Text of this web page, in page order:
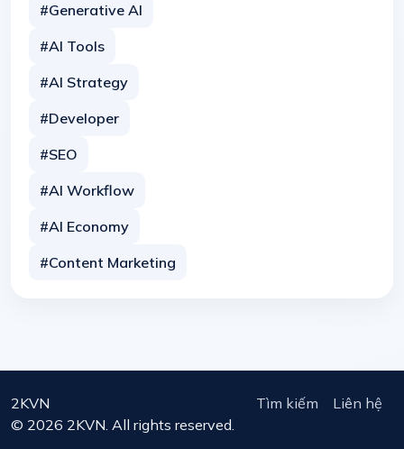
#Generative AI
#AI Tools
#AI Strategy
#Developer
#SEO
#AI Workflow
#AI Economy
#Content Marketing
2KVN Tìm kiếm
Liên hệ
© 2026 2KVN. All rights reserved.